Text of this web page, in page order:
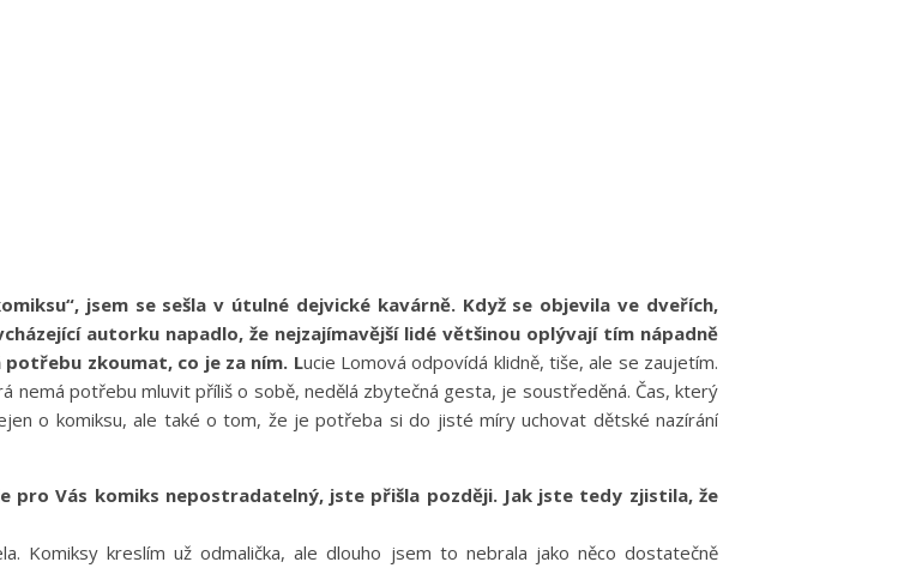
jsem se sešla v útulné dejvické kavárně. Když se objevila ve dveřích,
autorku napadlo, že nejzajímavější lidé většinou oplývají tím nápadně
zkoumat, co je za ním. Lucie Lomová odpovídá klidně, tiše, ale se zaujetím.
nemá potřebu mluvit příliš o sobě, nedělá zbytečná gesta, je soustředěná. Čas, který
o komiksu, ale také o tom, že je potřeba si do jisté míry uchovat dětské nazírání
pro Vás komiks nepostradatelný, jste přišla později. Jak jste tedy zjistila, že
Komiksy kreslím už odmalička, ale dlouho jsem to nebrala jako něco dostatečně